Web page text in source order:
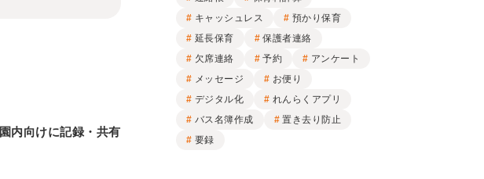
キャッシュレス
預かり保育
延長保育
保護者連絡
欠席連絡
予約
アンケート
メッセージ
お便り
デジタル化
れんらくアプリ
バス名簿作成
置き去り防止
要録
園内向けに記録・共有